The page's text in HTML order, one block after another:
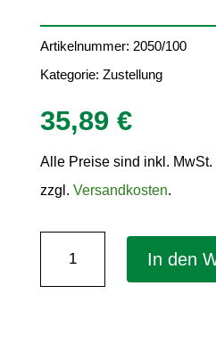
Artikelnummer: 2050/100
Kategorie: Zustellung
35,89 €
Alle Preise sind inkl. MwSt.
zzgl. Versandkosten.
In den